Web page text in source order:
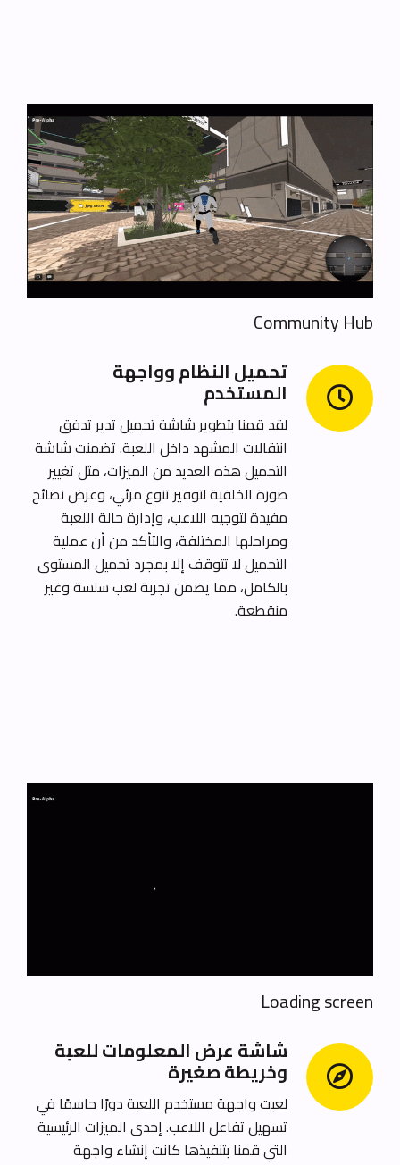
Community Hub
تحميل النظام وواجهة
المستخدم
لقد قمنا بتطوير شاشة تحميل تدير تدفق
انتقالات المشهد داخل اللعبة.تضمنت شاشة
التحميل هذه العديد من الميزات، مثل تغيير
صورة الخلفية لتوفير تنوع مرئي، وعرض نصائح
مفيدة لتوجيه اللاعب، وإدارة حالة اللعبة
ومراحلها المختلفة، والتأكد من أن عملية
التحميل لا تتوقف إلا بمجرد تحميل المستوى
بالكامل، مما يضمن تجربة لعب سلسة وغير
منقطعة.
Loading screen
شاشة عرض المعلومات للعبة
وخريطة صغيرة
لعبت واجهة مستخدم اللعبة دورًا حاسمًا في
تسهيل تفاعل اللاعب.إحدى الميزات الرئيسية
التي قمنا بتنفيذها كانت إنشاء واجهة